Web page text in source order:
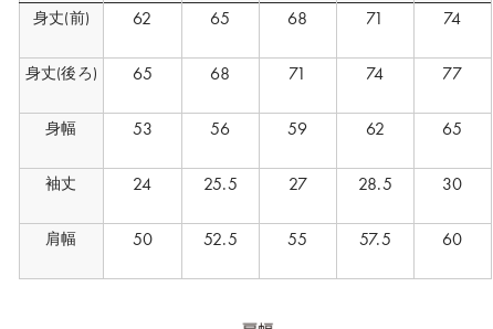
身丈(前)
身丈(後ろ)
身幅
袖丈
肩幅
62 65 68 71 74
65 68 71 74 77
53 56 59 62 65
24 25.5 27 28.5 30
50 52.5 55 57.5 60